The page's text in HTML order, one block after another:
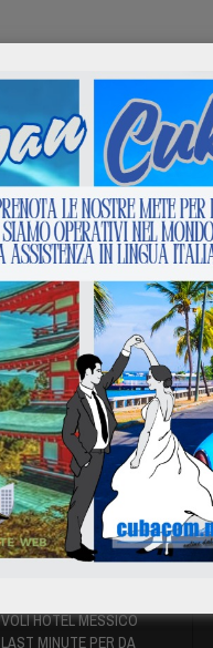
VOLI MESSICO
VOLI HOTEL MESSICO
LAST MINUTE PER DA